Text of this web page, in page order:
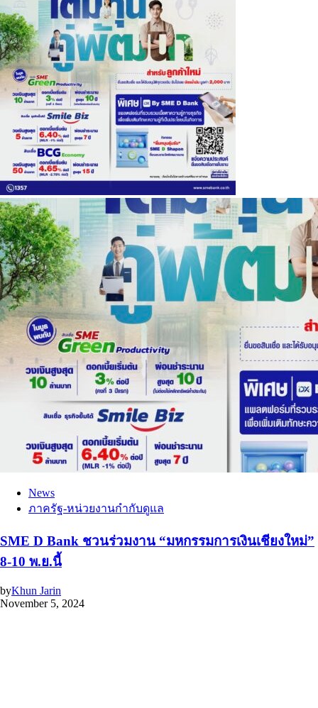
News
ภาครัฐ-หน่วยงานกำกับดูแล
SME D Bank ชวนร่วมงาน “มหกรรมการเงินเชียงใหม่”
8-10 พ.ย.นี้
byKhun Jarin
November 5, 2024